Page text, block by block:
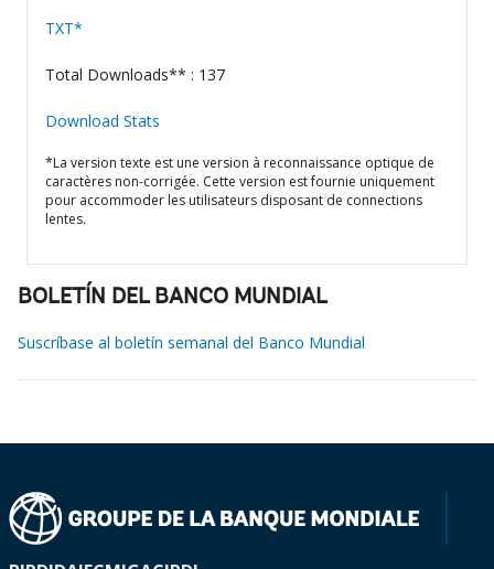
TXT*
Total Downloads** : 137
Download Stats
*La version texte est une version à reconnaissance optique de
caractères non-corrigée. Cette version est fournie uniquement
pour accommoder les utilisateurs disposant de connections
lentes.
BOLETÍN DEL BANCO MUNDIAL
Suscríbase al boletín semanal del Banco Mundial